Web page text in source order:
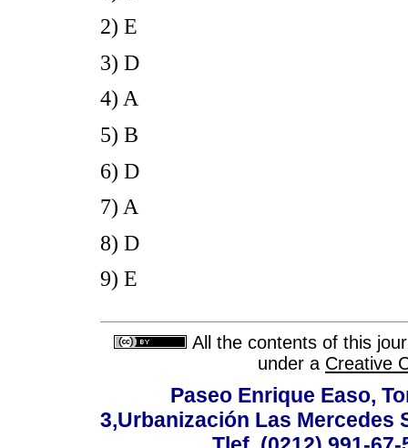
2) E
3) D
4) A
5) B
6) D
7) A
8) D
9) E
All the contents of this
under a Creative
Paseo Enrique Easo,
3,Urbanización Las Mercedes